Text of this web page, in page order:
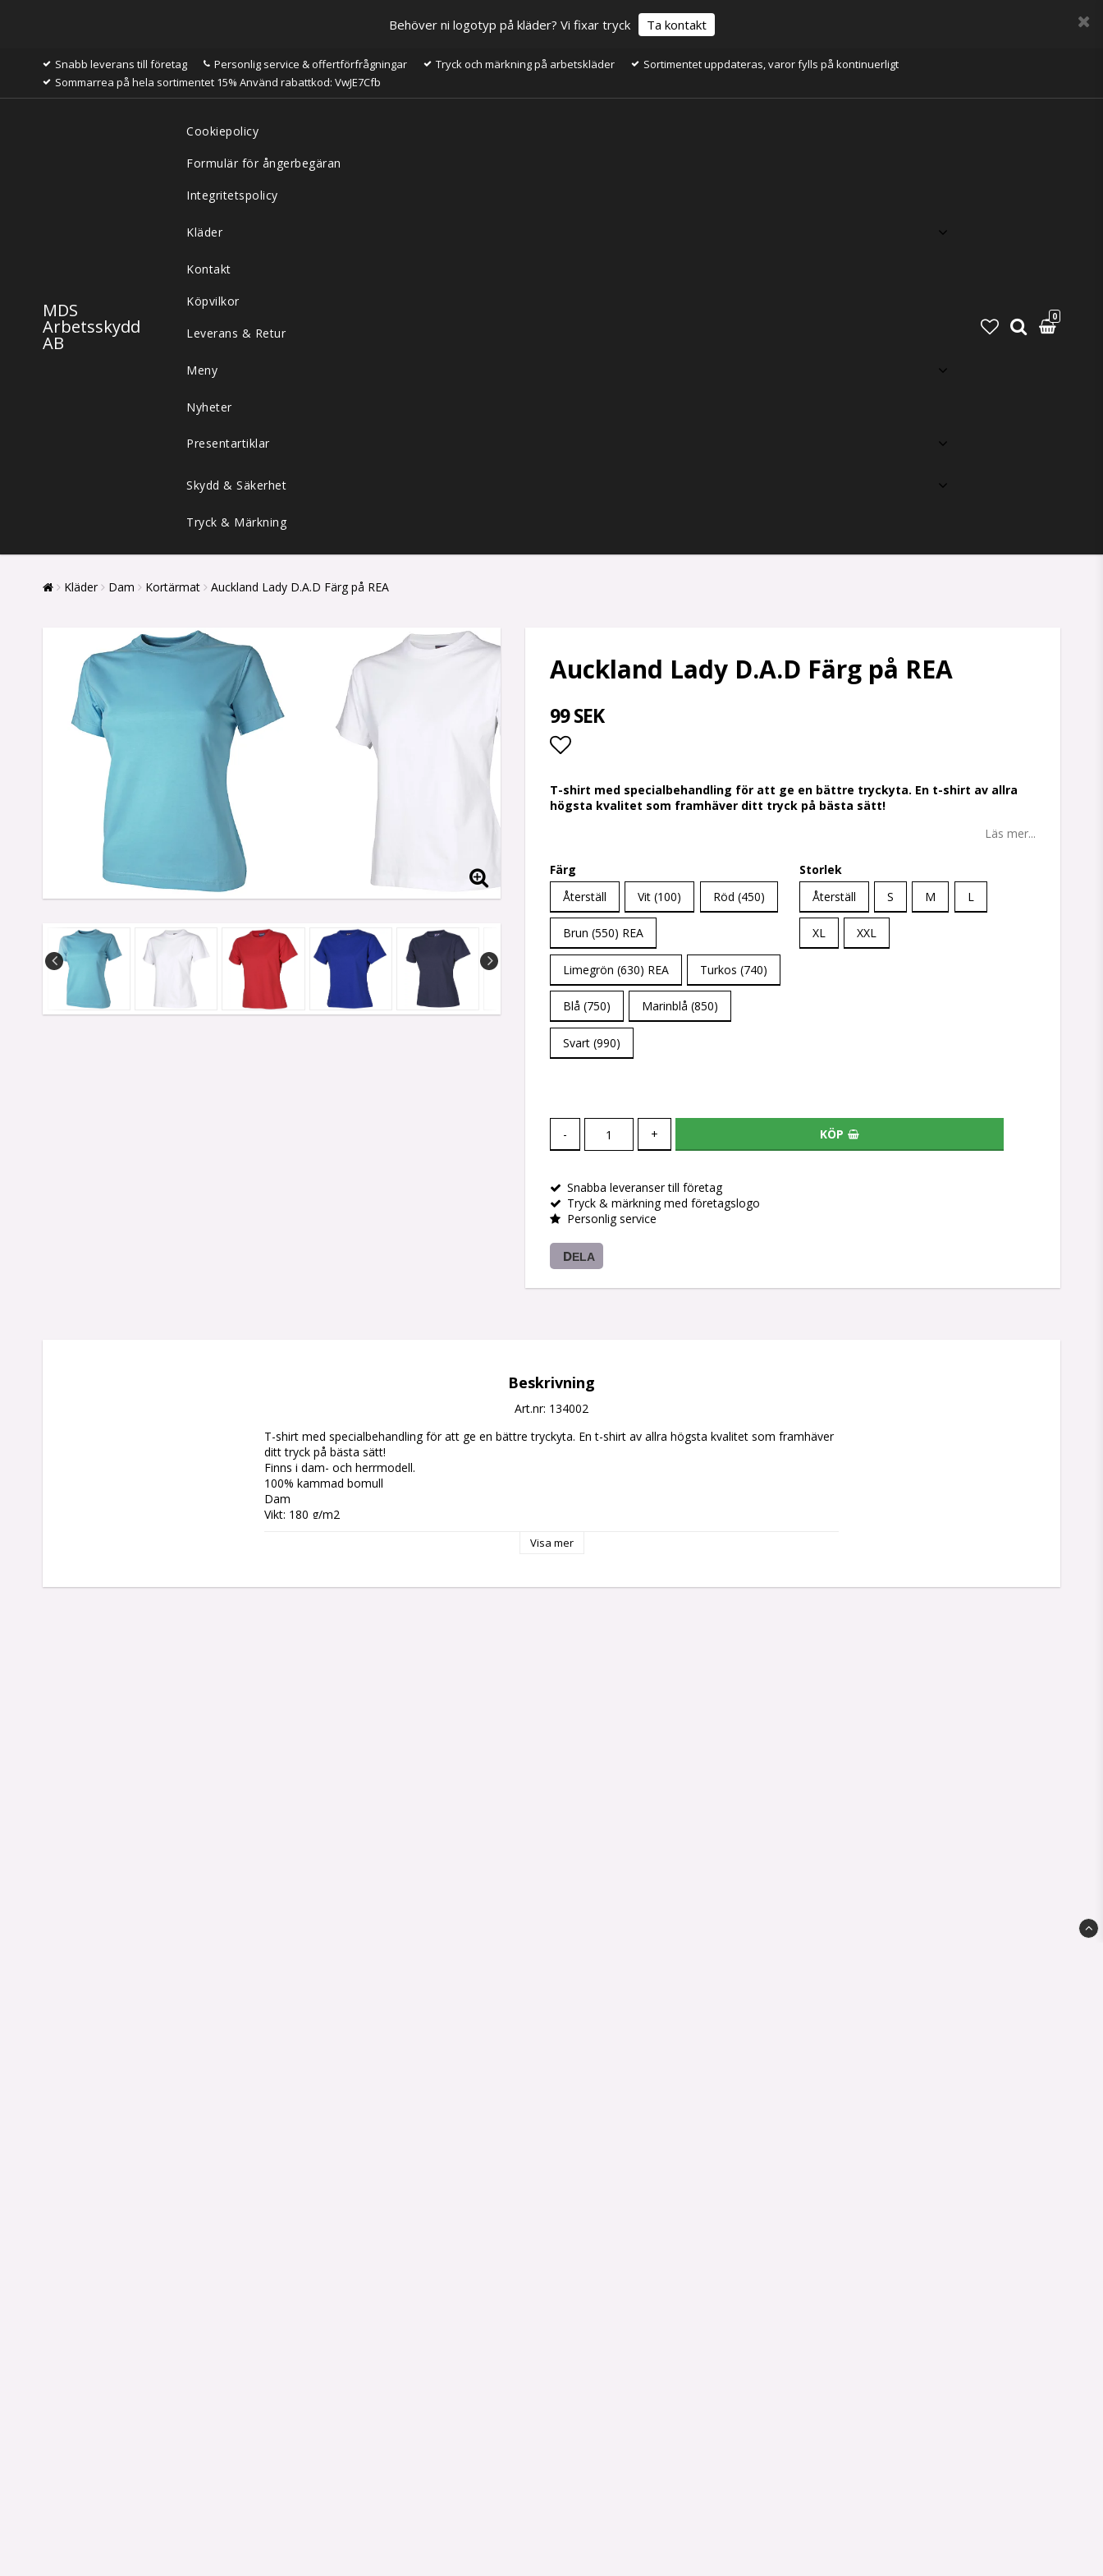
Behöver ni logotyp på kläder? Vi fixar tryck Ta kontakt
Snabb leverans till företag Personlig service & offertförfrågningar Tryck och märkning på arbetskläder
Sortimentet uppdateras, varor fylls på kontinuerligt
Sommarrea på hela sortimentet 15% Använd rabattkod: VwJE7Cfb
MDS
Arbetsskydd
AB
Cookiepolicy
Formulär för ångerbegäran
Integritetspolicy
Kläder
Kontakt
Köpvilkor
Leverans & Retur
Meny
Nyheter
Presentartiklar
Skydd & Säkerhet
Tryck & Märkning
0
Kläder Dam Kortärmat Auckland Lady D.A.D Färg på REA
Auckland Lady D.A.D Färg på REA
99 SEK
T-shirt med specialbehandling för att ge en bättre tryckyta. En t-shirt av allra
högsta kvalitet som framhäver ditt tryck på bästa sätt!
Läs mer...
Färg
Återställ
Vit (100) Röd (450)
Brun (550) REA
Limegrön (630) REA Turkos (740)
Blå (750) Marinblå (850)
Svart (990)
Storlek
Återställ
S M L
XL XXL
- + KÖP
Snabba leveranser till företag
Tryck & märkning med företagslogo
Personlig service
DELA
Beskrivning
Art.nr: 134002
T-shirt med specialbehandling för att ge en bättre tryckyta. En t-shirt av allra högsta kvalitet som framhäver
ditt tryck på bästa sätt!
Finns i dam- och herrmodell.
100% kammad bomull
Dam
Vikt: 180 g/m2
Visa mer